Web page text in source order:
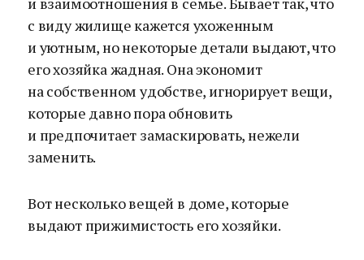
с виду жилище кажется ухоженным
и уютным, но некоторые детали выдают, что
его хозяйка жадная. Она экономит
на собственном удобстве, игнорирует вещи,
которые давно пора обновить
и предпочитает замаскировать, нежели
заменить.
Вот несколько вещей в доме, которые
выдают прижимистость его хозяйки.